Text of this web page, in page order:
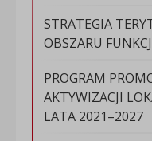
STRATEGIA
OBSZARU
PROGRAM
AKTYWIZACJI
LATA 2021–2027